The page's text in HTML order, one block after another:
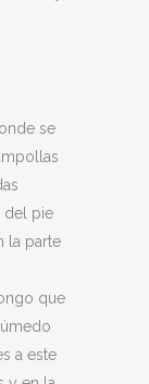
se
del pie
la parte
que
a este